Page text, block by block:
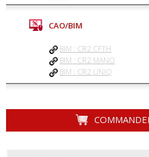
CAO/BIM
BIM : CR2 CFTH
BIM : CR2 MANO
BIM : CR2 UNIQ